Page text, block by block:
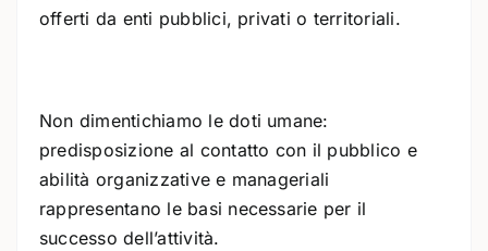
offerti da enti pubblici, privati o territoriali.
Non dimentichiamo le doti umane:
predisposizione al contatto con il pubblico e
abilità organizzative e manageriali
rappresentano le basi necessarie per il
successo dell’attività.